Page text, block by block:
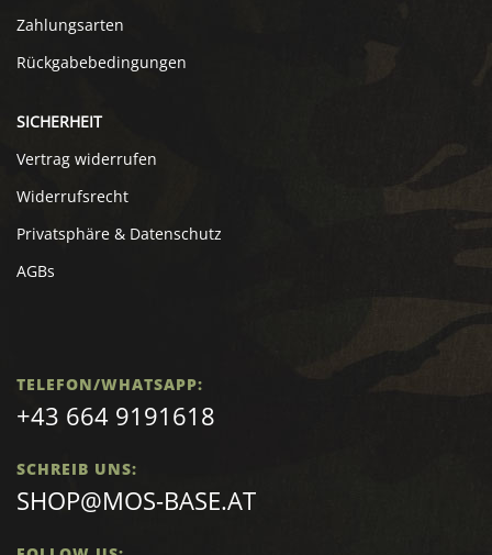
Zahlungsarten
Rückgabebedingungen
SICHERHEIT
Vertrag widerrufen
Widerrufsrecht
Privatsphäre & Datenschutz
AGBs
TELEFON/WHATSAPP:
+43 664 9191618
SCHREIB UNS:
SHOP@MOS-BASE.AT